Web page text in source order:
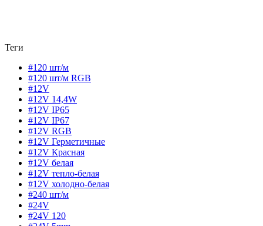
Теги
#120 шт/м
#120 шт/м RGB
#12V
#12V 14,4W
#12V IP65
#12V IP67
#12V RGB
#12V Герметичные
#12V Красная
#12V белая
#12V тепло-белая
#12V холодно-белая
#240 шт/м
#24V
#24V 120